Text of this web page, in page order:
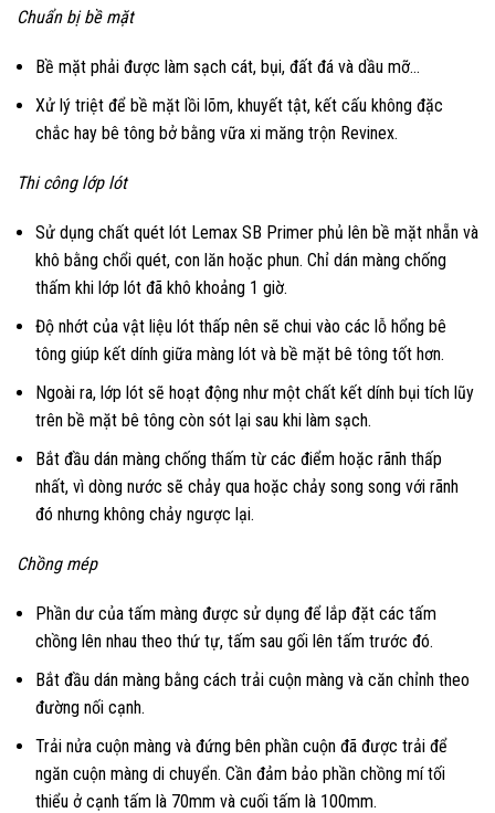
Chuẩn bị bề mặt
Bề mặt phải được làm sạch cát, bụi, đất đá và dầu mỡ…
Xử lý triệt để bề mặt lồi lõm, khuyết tật, kết cấu không đặc
chắc hay bê tông bở bằng vữa xi măng trộn Revinex.
Thi công lớp lót
Sử dụng chất quét lót Lemax SB Primer phủ lên bề mặt nhẵn và
khô bằng chổi quét, con lăn hoặc phun. Chỉ dán màng chống
thấm khi lớp lót đã khô khoảng 1 giờ.
Độ nhớt của vật liệu lót thấp nên sẽ chui vào các lỗ hổng bê
tông giúp kết dính giữa màng lót và bề mặt bê tông tốt hơn.
Ngoài ra, lớp lót sẽ hoạt động như một chất kết dính bụi tích lũy
trên bề mặt bê tông còn sót lại sau khi làm sạch.
Bắt đầu dán màng chống thấm từ các điểm hoặc rãnh thấp
nhất, vì dòng nước sẽ chảy qua hoặc chảy song song với rãnh
đó nhưng không chảy ngược lại.
Chồng mép
Phần dư của tấm màng được sử dụng để lắp đặt các tấm
chồng lên nhau theo thứ tự, tấm sau gối lên tấm trước đó.
Bắt đầu dán màng bằng cách trải cuộn màng và căn chỉnh theo
đường nối cạnh.
Trải nửa cuộn màng và đứng bên phần cuộn đã được trải để
ngăn cuộn màng di chuyển. Cần đảm bảo phần chồng mí tối
thiểu ở cạnh tấm là 70mm và cuối tấm là 100mm.